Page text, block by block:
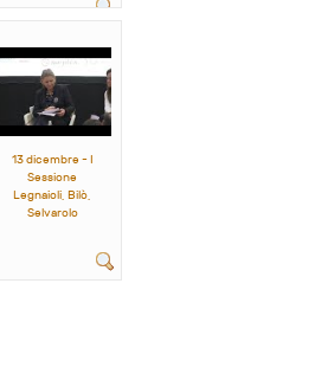
13 dicembre - I
Sessione
Legnaioli, Bilò,
Selvarolo